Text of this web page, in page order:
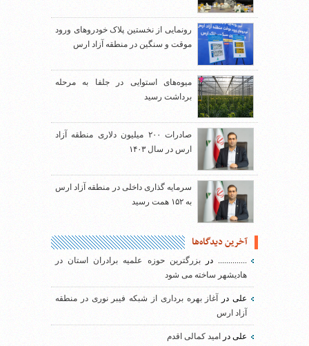
رونمایی از نخستین پلاک خودروهای ورود
موقت و سنگین در منطقه آزاد ارس
میوه‌های استوایی در جلفا به مرحله
برداشت رسید
صادرات ۲۰۰ میلیون دلاری منطقه آزاد
ارس در سال ۱۴۰۳
سرمایه گذاری داخلی در منطقه آزاد ارس
به ۱۵۲ همت رسید
آخرین دیدگاه‌ها
..............دربزرگترین حوزه علمیه برادران استان در
هادیشهر ساخته می شود
علیدر
آغاز بهره برداری از شبکه فیبر نوری در منطقه
آزاد ارس
علی در امید کمالی اقدم